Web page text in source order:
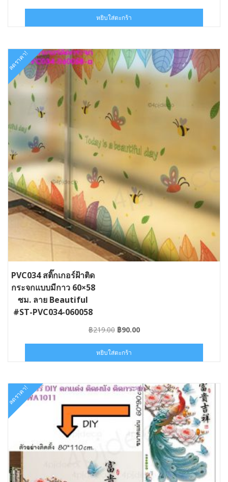
was:
฿219.00.฿90.00.
หยิบใส่ตะกร้า
ลดราคา!
PVC034 สติ๊กเกอร์ฝ้าติด
กระจกแบบมีกาว 60×58
ซม. ลาย Beautiful
#ST-PVC034-060058
฿219.00 Original
was:
฿219.00.
฿90.00Current
฿90.00.
หยิบใส่ตะกร้า
ลดราคา!